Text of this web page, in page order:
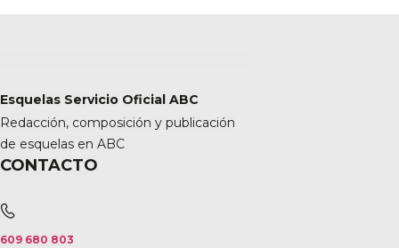
Esquelas Servicio Oficial ABC
Redacción, composición y publicación
de esquelas en ABC
CONTACTO
609 680 803